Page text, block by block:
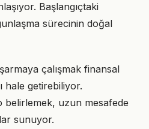
Başlangıçtaki
sürecinin doğal
çalışmak finansal
hale getirebiliyor.
uzun mesafede
sunuyor.